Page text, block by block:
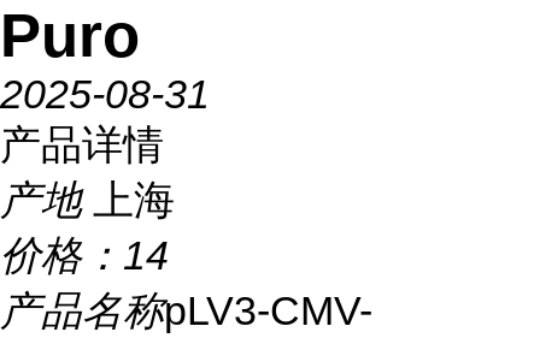
Puro
2025-08-31
产品详情
产地
上海
价格： 14
产品名称pLV3-CMV-